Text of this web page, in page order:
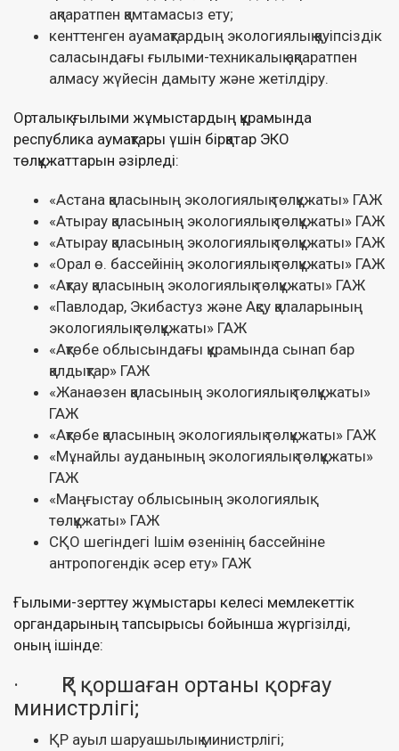
ақпаратпен қамтамасыз ету;
кенттенген ауамақтардың экологиялық қауіпсіздік
саласындағы ғылыми-техникалық ақпаратпен
алмасу жүйесін дамыту және жетілдіру.
Орталық ғылыми жұмыстардың құрамында
республика аумақтары үшін бірқатар ЭКО
төлқұжаттарын әзірледі:
«Астана қаласының экологиялық төлқұжаты» ГАЖ
«Атырау қаласының экологиялық төлқұжаты» ГАЖ
«Атырау қаласының экологиялық төлқұжаты» ГАЖ
«Орал ө. бассейінің экологиялық төлқұжаты» ГАЖ
«Ақтау қаласының экологиялық төлқұжаты» ГАЖ
«Павлодар, Экибастуз және Ақсу қалаларының
экологиялық төлқұжаты» ГАЖ
«Ақтөбе облысындағы құрамында сынап бар
қалдықтар» ГАЖ
«Жанаөзен қаласының экологиялық төлқұжаты»
ГАЖ
«Ақтөбе қаласының экологиялық төлқұжаты» ГАЖ
«Мұнайлы ауданының экологиялық төлқұжаты»
ГАЖ
«Маңғыстау облысының экологиялық
төлқұжаты» ГАЖ
СҚО шегіндегі Ішім өзенінің бассейніне
антропогендік әсер ету» ГАЖ
Ғылыми-зерттеу жұмыстары келесі мемлекеттік
органдарының тапсырысы бойынша жүргізілді,
оның ішінде:
· ҚР қоршаған ортаны қорғау
министрлігі;
ҚР ауыл шаруашылық министрлігі;